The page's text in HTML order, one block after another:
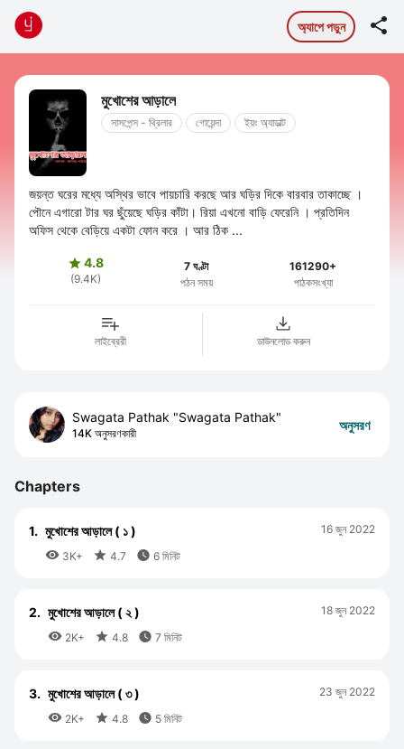
অ্যাপে পড়ুন 
মুখোশের আড়ালে
সাসপেন্স - থ্রিলার গোয়েন্দা ইয়ং অ্যাডাল্ট
জয়ন্ত ঘরের মধ্যে অস্থির ভাবে পায়চারি করছে আর ঘড়ির দিকে বারবার তাকাচ্ছে ।
পৌনে এগারো টার ঘর ছুঁয়েছে ঘড়ির কাঁটা। রিয়া এখনো বাড়ি ফেরেনি । প্রতিদিন
অফিস থেকে বেড়িয়ে একটা ফোন করে । আর ঠিক ...
4.8
(9.4K)
7 ঘণ্টা
পঠন সময়
161290+
পাঠকসংখ্যা
লাইব্রেরী ডাউনলোড করুন
Swagata Pathak "Swagata Pathak"
14K অনুসরণকারী
অনুসরণ
Chapters
1. মুখোশের আড়ালে ( ১ )
 3K+  4.7  6 মিনিট
16 জুন 2022
2. মুখোশের আড়ালে ( ২ )
 2K+  4.8  7 মিনিট
18 জুন 2022
3. মুখোশের আড়ালে ( ৩ )
 2K+  4.8  5 মিনিট
23 জুন 2022